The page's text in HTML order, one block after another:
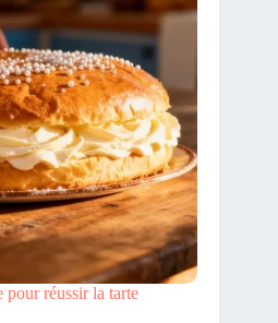
pour réussir la tarte